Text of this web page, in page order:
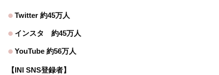
Twitter 約45万人
インスタ 約45万人
YouTube 約56万人
【INI SNS登録者】